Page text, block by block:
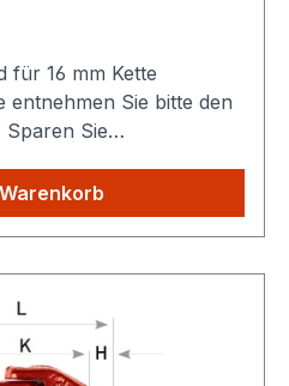
für 16 mm Kette
Sie
Sie zahlen nur einmalig